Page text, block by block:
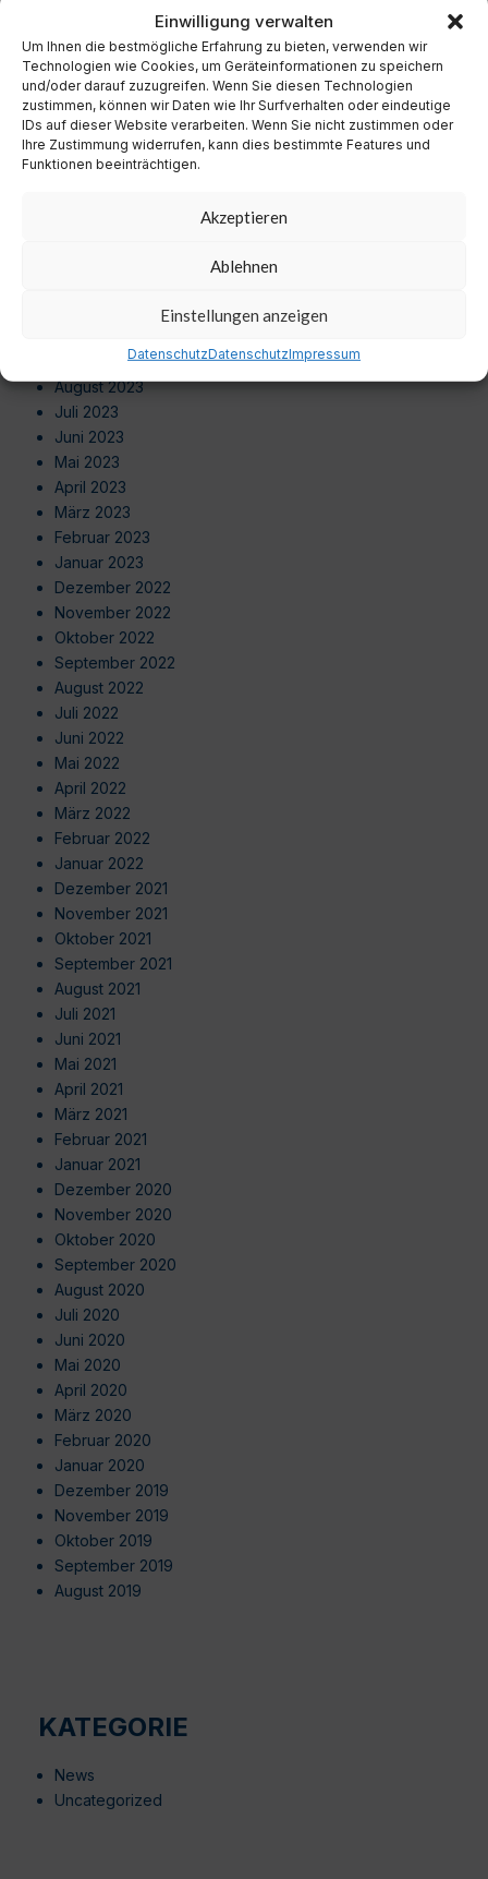
Einwilligung verwalten
Um Ihnen die bestmögliche Erfahrung zu bieten, verwenden wir
Technologien wie Cookies, um Geräteinformationen zu speichern
und/oder darauf zuzugreifen. Wenn Sie diesen Technologien
zustimmen, können wir Daten wie Ihr Surfverhalten oder eindeutige
IDs auf dieser Website verarbeiten. Wenn Sie nicht zustimmen oder
Ihre Zustimmung widerrufen, kann dies bestimmte Features und
Funktionen beeinträchtigen.
Akzeptieren
Ablehnen
Einstellungen anzeigen
DatenschutzDatenschutzImpressum
September 2024
August 2024
Juli 2024
Juni 2024
Mai 2024
November 2023
September 2023
August 2023
Juli 2023
Juni 2023
Mai 2023
April 2023
März 2023
Februar 2023
Januar 2023
Dezember 2022
November 2022
Oktober 2022
September 2022
August 2022
Juli 2022
Juni 2022
Mai 2022
April 2022
März 2022
Februar 2022
Januar 2022
Dezember 2021
November 2021
Oktober 2021
September 2021
August 2021
Juli 2021
Juni 2021
Mai 2021
April 2021
März 2021
Februar 2021
Januar 2021
Dezember 2020
November 2020
Oktober 2020
September 2020
August 2020
Juli 2020
Juni 2020
Mai 2020
April 2020
März 2020
Februar 2020
Januar 2020
Dezember 2019
November 2019
Oktober 2019
September 2019
August 2019
KATEGORIE
News
Uncategorized